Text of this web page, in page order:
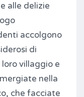
alle delizie
accolgono
di
villaggio e
nella
che facciate